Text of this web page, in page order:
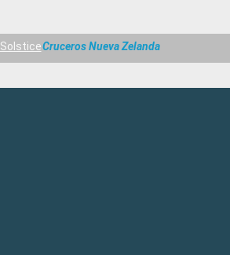
Cruceros Nueva Zelanda